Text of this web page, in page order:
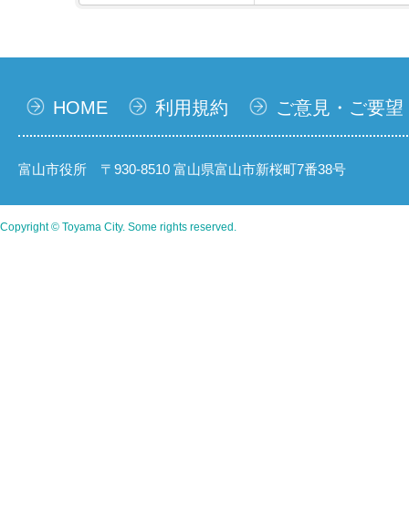
HOME 利用規約 ご意見・ご要望
富山市役所 〒930-8510 富山県富山市新桜町7番38号
Copyright © Toyama City. Some rights reserved.